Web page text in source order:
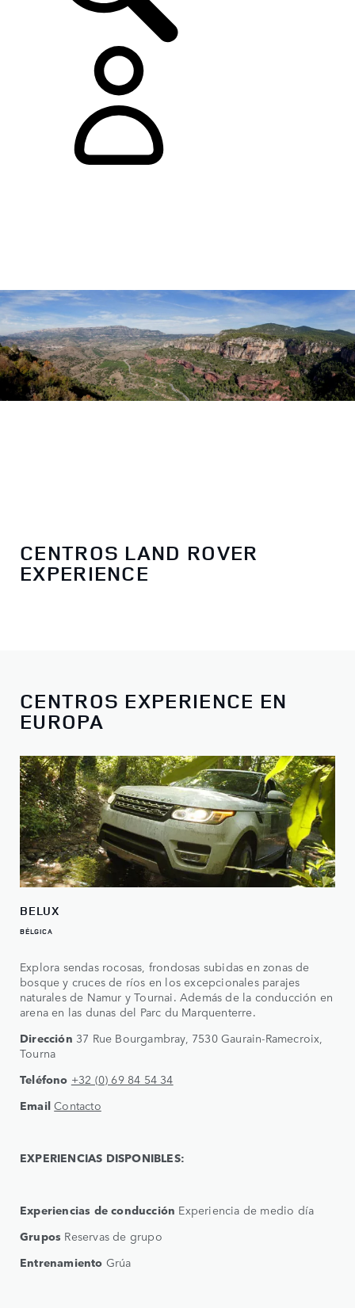
CENTROS LAND ROVER
EXPERIENCE
CENTROS EXPERIENCE EN
EUROPA
BELUX
BÉLGICA
Explora sendas rocosas, frondosas subidas en zonas de
bosque y cruces de ríos en los excepcionales parajes
naturales de Namur y Tournai. Además de la conducción en
arena en las dunas del Parc du Marquenterre.
Dirección 37 Rue Bourgambray, 7530 Gaurain-Ramecroix,
Tourna
Teléfono +32 (0) 69 84 54 34
Email Contacto
EXPERIENCIAS DISPONIBLES:
Experiencias de conducción Experiencia de medio día
Grupos Reservas de grupo
Entrenamiento Grúa